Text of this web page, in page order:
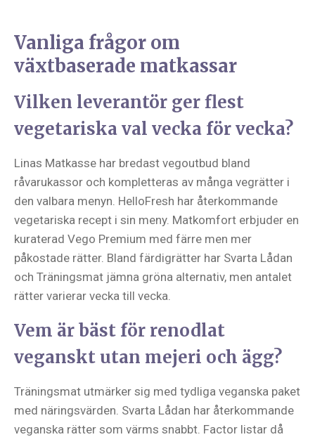
Vanliga frågor om
växtbaserade matkassar
Vilken leverantör ger flest
vegetariska val vecka för vecka?
Linas Matkasse har bredast vegoutbud bland
råvarukassor och kompletteras av många vegrätter i
den valbara menyn. HelloFresh har återkommande
vegetariska recept i sin meny. Matkomfort erbjuder en
kuraterad Vego Premium med färre men mer
påkostade rätter. Bland färdigrätter har Svarta Lådan
och Träningsmat jämna gröna alternativ, men antalet
rätter varierar vecka till vecka.
Vem är bäst för renodlat
veganskt utan mejeri och ägg?
Träningsmat utmärker sig med tydliga veganska paket
med näringsvärden. Svarta Lådan har återkommande
veganska rätter som värms snabbt. Factor listar då